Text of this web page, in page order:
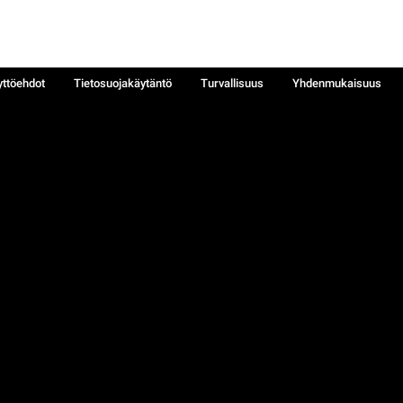
Tietosuojakäytäntö Turvallisuus
Yhdenmukaisuus